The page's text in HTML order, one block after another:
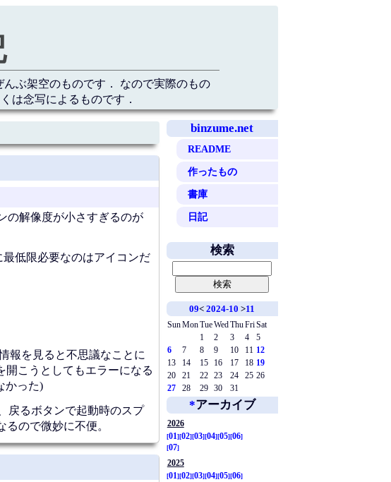
ぶ架空のものです． なので実際のもの
は念写によるものです．
binzume.net
README
作ったもの
書庫
日記
の解像度が小さすぎるのが
低限必要なのはアイコンだ
報を見ると不思議なことに
開こうとしてもエラーになる
かった)
戻るボタンで起動時のスプ
ので微妙に不便。
検索
09<2024-10 >11
SunMonTueWed ThuFriSat
1
2 3 4
5
6
7 8 9 10 11
12
13
14 15 16 17 18 19
20
21 22 23 24 25 26
27
28 29 30 31
*アーカイブ
2026
01
02 03 04 05 06
07
2025
01
02 03 04 05 06